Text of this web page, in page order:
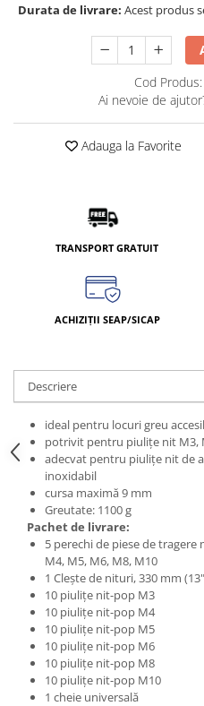
Durata de livrare: Acest produs
Cod Produs:
Ai nevoie de
Adauga la Favorite
TRANSPORT GRATUIT
ACHIZIȚII SEAP/SICAP
Descriere
ideal pentru locuri greu
potrivit pentru piuliţe nit M3,
adecvat pentru piuliţe nit de
inoxidabil
cursa maximă 9 mm
Greutate: 1100 g
Pachet de livrare:
5 perechi de piese de
M4, M5, M6, M8, M10
1 Cleşte de nituri, 330 mm
10 piuliţe nit-pop M3
10 piuliţe nit-pop M4
10 piuliţe nit-pop M5
10 piuliţe nit-pop M6
10 piuliţe nit-pop M8
10 piuliţe nit-pop M10
1 cheie universală